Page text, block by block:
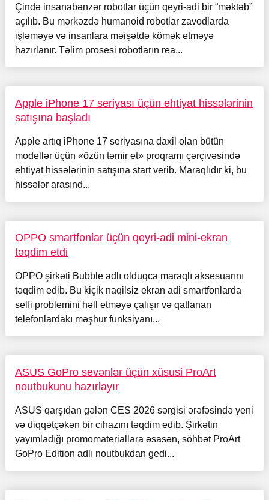
Çində insanabənzər robotlar üçün qeyri-adi bir “məktəb”
açılıb. Bu mərkəzdə humanoid robotlar zavodlarda
işləməyə və insanlara məişətdə kömək etməyə
hazırlanır. Təlim prosesi robotların rea...
Apple iPhone 17 seriyası üçün ehtiyat hissələrinin
satışına başladı
Apple artıq iPhone 17 seriyasına daxil olan bütün
modellər üçün «özün təmir et» proqramı çərçivəsində
ehtiyat hissələrinin satışına start verib. Maraqlıdır ki, bu
hissələr arasınd...
OPPO smartfonlar üçün qeyri-adi mini-ekran
təqdim etdi
OPPO şirkəti Bubble adlı olduqca maraqlı aksesuarını
təqdim edib. Bu kiçik naqilsiz ekran adi smartfonlarda
selfi problemini həll etməyə çalışır və qatlanan
telefonlardakı məşhur funksiyanı...
ASUS GoPro sevənlər üçün xüsusi ProArt
noutbukunu hazırlayır
ASUS qarşıdan gələn CES 2026 sərgisi ərəfəsində yeni
və diqqətçəkən bir cihazını təqdim edib. Şirkətin
yayımladığı promomateriallara əsasən, söhbət ProArt
GoPro Edition adlı noutbukdan gedi...